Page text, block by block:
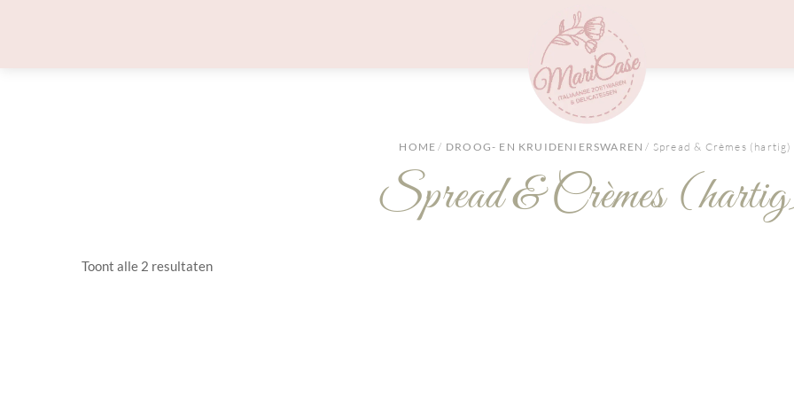
Menu
HOME / DROOG- EN KRUIDENIERSWAREN / Spread & Crèmes (hartig)
Spread & Crèmes
Toont alle 2 resultaten